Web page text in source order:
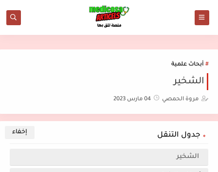
أبحاث علمية
الشخير
مروة الحمصي 04 مارس 2023
جدول التنقل
الشخير